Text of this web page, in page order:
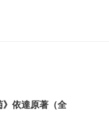
依達原著（全